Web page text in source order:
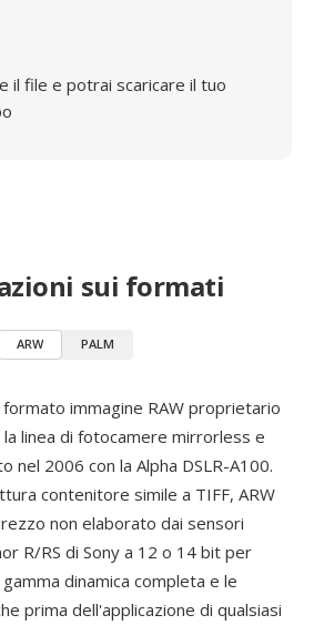
il file e potrai scaricare il tuo
sui formati
ARW PALM
formato immagine RAW proprietario
linea di fotocamere mirrorless e
nel 2006 con la Alpha DSLR-A100.
contenitore simile a TIFF, ARW
non elaborato dai sensori
R/RS di Sony a 12 o 14 bit per
dinamica completa e le
prima dell'applicazione di qualsiasi